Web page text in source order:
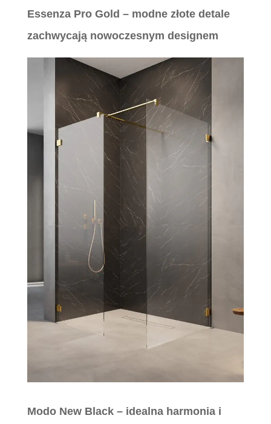
Essenza Pro Gold – modne złote detale
zachwycają nowoczesnym designem
Modo New Black – idealna harmonia i